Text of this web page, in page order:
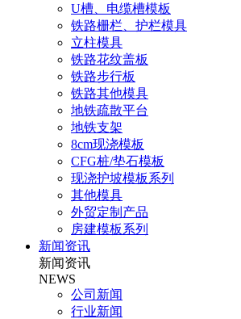
U槽、电缆槽模板
铁路栅栏、护栏模具
立柱模具
铁路花纹盖板
铁路步行板
铁路其他模具
地铁疏散平台
地铁支架
8cm现浇模板
CFG桩/垫石模板
现浇护坡模板系列
其他模具
外贸定制产品
房建模板系列
新闻资讯
新闻资讯
NEWS
公司新闻
行业新闻